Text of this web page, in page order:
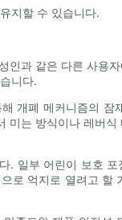
지할 수 있습니다.
과 같은 다른 사용
니다.
개폐 메커니즘의 잠
는 방식이나 레버
. 일부 어린이 보호
로 억지로 열려고 할